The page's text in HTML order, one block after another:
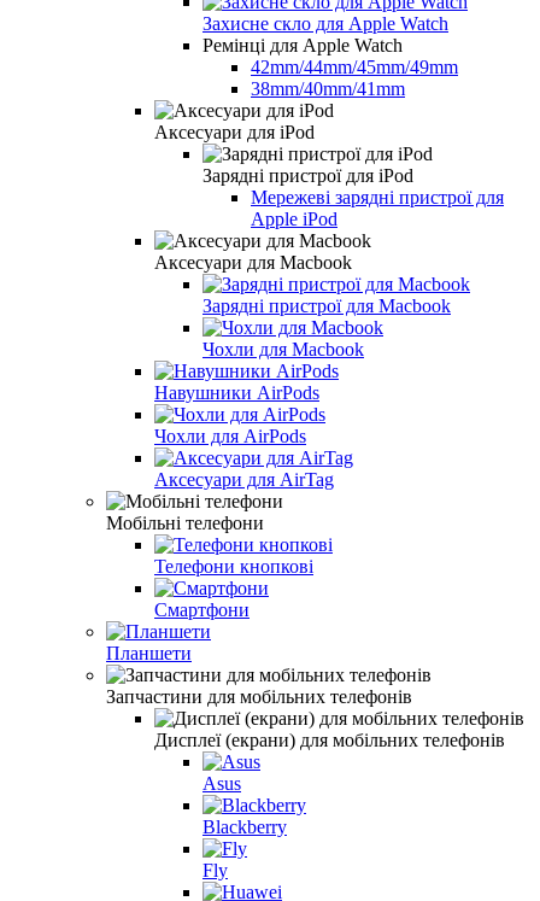
Захисне скло для Apple Watch
Ремінці для Apple Watch
42mm/44mm/45mm/49mm
38mm/40mm/41mm
Аксесуари для iPod
Зарядні пристрої для iPod
Мережеві зарядні пристрої для
Apple iPod
Аксесуари для Macbook
Зарядні пристрої для Macbook
Чохли для Macbook
Навушники AirPods
Чохли для AirPods
Аксесуари для AirTag
Мобільні телефони
Телефони кнопкові
Смартфони
Планшети
Запчастини для мобільних телефонів
Дисплеї (екрани) для мобільних телефонів
Asus
Blackberry
Fly